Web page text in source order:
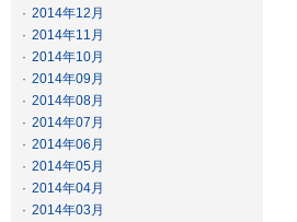
· 2014年12月
· 2014年11月
· 2014年10月
· 2014年09月
· 2014年08月
· 2014年07月
· 2014年06月
· 2014年05月
· 2014年04月
· 2014年03月